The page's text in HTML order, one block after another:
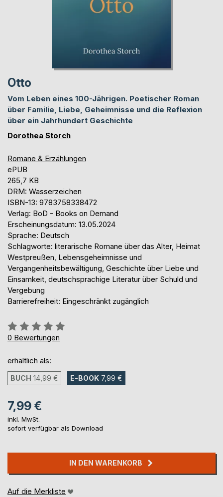
Otto
Vom Leben eines 100-Jährigen. Poetischer Roman
über Familie, Liebe, Geheimnisse und die Reflexion
über ein Jahrhundert Geschichte
Dorothea Storch
Romane & Erzählungen
ePUB
265,7 KB
DRM: Wasserzeichen
ISBN-13: 9783758338472
Verlag: BoD - Books on Demand
Erscheinungsdatum: 13.05.2024
Sprache: Deutsch
Schlagworte: literarische Romane über das Alter, Heimat
Westpreußen, Lebensgeheimnisse und
Vergangenheitsbewältigung, Geschichte über Liebe und
Einsamkeit, deutschsprachige Literatur über Schuld und
Vergebung
Barrierefreiheit: Eingeschränkt zugänglich
Bewertung::
0%
0 Bewertungen
erhältlich als:
BUCH 14,99 € E-BOOK 7,99 €
7,99 €
inkl. MwSt.
sofort verfügbar als Download
IN DEN WARENKORB
Auf die Merkliste